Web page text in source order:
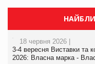
18 червня 2026 |
3-4 вересня Виставки та
2026: Власна марка -